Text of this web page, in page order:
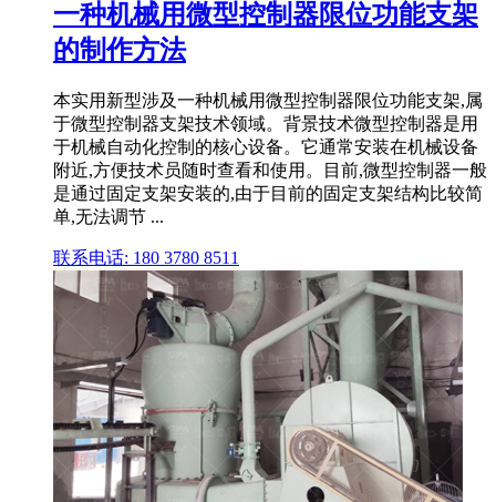
一种机械用微型控制器限位功能支架
的制作方法
本实用新型涉及一种机械用微型控制器限位功能支架,属
于微型控制器支架技术领域。背景技术微型控制器是用
于机械自动化控制的核心设备。它通常安装在机械设备
附近,方便技术员随时查看和使用。目前,微型控制器一般
是通过固定支架安装的,由于目前的固定支架结构比较简
单,无法调节 ...
联系电话: 180 3780 8511